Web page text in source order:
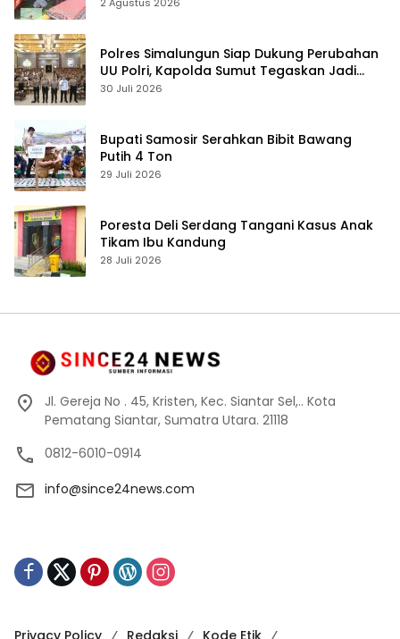
2 Agustus 2026
Polres Simalungun Siap Dukung Perubahan
UU Polri, Kapolda Sumut Tegaskan Jadi
Fondasi Penguatan Profesionalisme dan
30 Juli 2026
Bupati Samosir Serahkan Bibit Bawang
Putih 4 Ton
29 Juli 2026
Poresta Deli Serdang Tangani Kasus Anak
Tikam Ibu Kandung
28 Juli 2026
Jl. Gereja No . 45, Kristen, Kec. Siantar Sel,.. Kota
Pematang Siantar, Sumatra Utara. 21118
0812-6010-0914
info@since24news.com